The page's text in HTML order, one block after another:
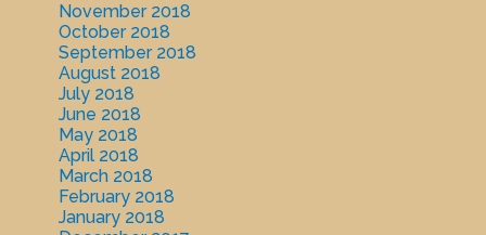
November 2018
October 2018
September 2018
August 2018
July 2018
June 2018
May 2018
April 2018
March 2018
February 2018
January 2018